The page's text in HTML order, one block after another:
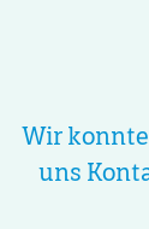
Wir
uns